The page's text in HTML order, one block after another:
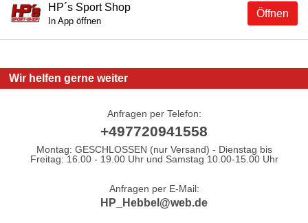
Öffnen
HP´s Sport Shop
In App öffnen
Wir helfen gerne weiter
Anfragen per Telefon:
+497720941558
Montag: GESCHLOSSEN (nur Versand) - Dienstag bis
Freitag: 16.00 - 19.00 Uhr und Samstag 10.00-15.00 Uhr
Anfragen per E-Mail:
HP_Hebbel@web.de